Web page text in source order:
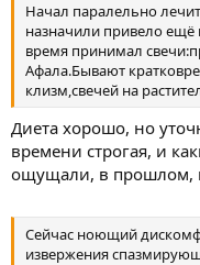
Начал паралельно
назначили привело
время принимал
Афала.Бывают
клизм,свечей на
Диета хорошо, но
времени строгая, и
ощущали, в прошлом,
Сейчас ноющий
извержения